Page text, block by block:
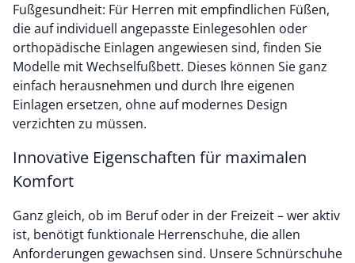
Fußgesundheit: Für Herren mit empfindlichen Füßen,
die auf individuell angepasste Einlegesohlen oder
orthopädische Einlagen angewiesen sind, finden Sie
Modelle mit Wechselfußbett. Dieses können Sie ganz
einfach herausnehmen und durch Ihre eigenen
Einlagen ersetzen, ohne auf modernes Design
verzichten zu müssen.
Innovative Eigenschaften für maximalen
Komfort
Ganz gleich, ob im Beruf oder in der Freizeit – wer aktiv
ist, benötigt funktionale Herrenschuhe, die allen
Anforderungen gewachsen sind. Unsere Schnürschuhe